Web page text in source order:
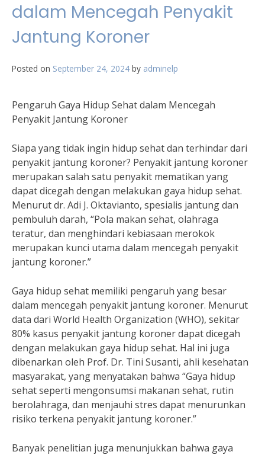
dalam Mencegah Penyakit
Jantung Koroner
Posted on September 24, 2024 by adminelp
Pengaruh Gaya Hidup Sehat dalam Mencegah
Penyakit Jantung Koroner
Siapa yang tidak ingin hidup sehat dan terhindar dari
penyakit jantung koroner? Penyakit jantung koroner
merupakan salah satu penyakit mematikan yang
dapat dicegah dengan melakukan gaya hidup sehat.
Menurut dr. Adi J. Oktavianto, spesialis jantung dan
pembuluh darah, “Pola makan sehat, olahraga
teratur, dan menghindari kebiasaan merokok
merupakan kunci utama dalam mencegah penyakit
jantung koroner.”
Gaya hidup sehat memiliki pengaruh yang besar
dalam mencegah penyakit jantung koroner. Menurut
data dari World Health Organization (WHO), sekitar
80% kasus penyakit jantung koroner dapat dicegah
dengan melakukan gaya hidup sehat. Hal ini juga
dibenarkan oleh Prof. Dr. Tini Susanti, ahli kesehatan
masyarakat, yang menyatakan bahwa “Gaya hidup
sehat seperti mengonsumsi makanan sehat, rutin
berolahraga, dan menjauhi stres dapat menurunkan
risiko terkena penyakit jantung koroner.”
Banyak penelitian juga menunjukkan bahwa gaya